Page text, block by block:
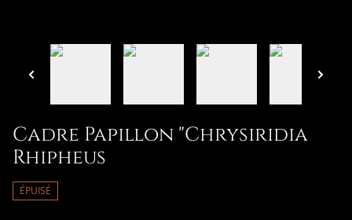
Cadre Papillon "Chrysiridia
Rhipheus
ÉPUISÉ